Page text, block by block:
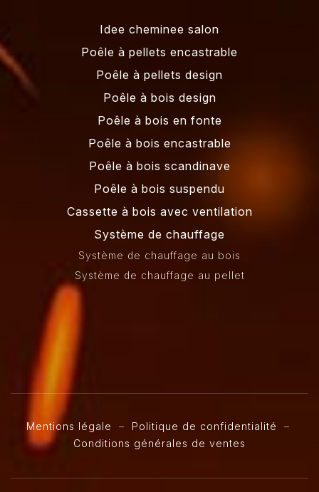
Idee cheminee salon
Poêle à pellets encastrable
Poêle à pellets design
Poêle à bois design
Poêle à bois en fonte
Poêle à bois encastrable
Poêle à bois scandinave
Poêle à bois suspendu
Cassette à bois avec ventilation
Système de chauffage
Système de chauffage au bois
Système de chauffage au pellet
Mentions légale – Politique de confidentialité –
Conditions générales de ventes